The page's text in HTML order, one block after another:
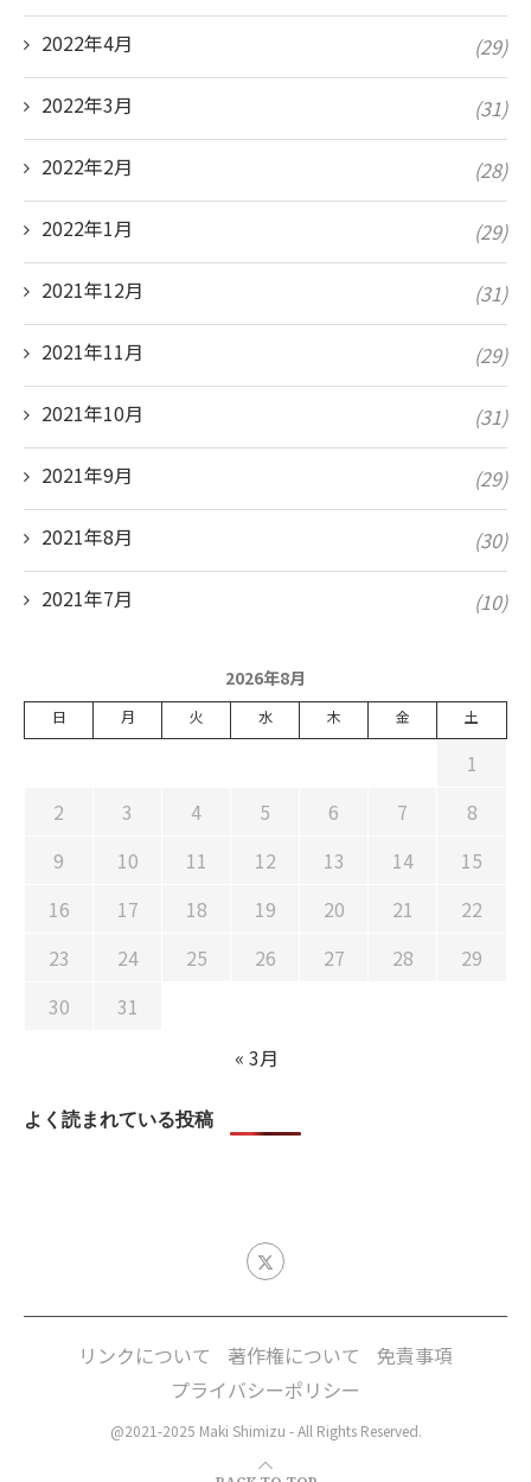
2022年4月 (29)
2022年3月 (31)
2022年2月 (28)
2022年1月 (29)
2021年12月 (31)
2021年11月 (29)
2021年10月 (31)
2021年9月 (29)
2021年8月 (30)
2021年7月 (10)
2026年8月
日 月 火 水 木 金 土
1
2
3 4 5 6 7
8
9
10 11 12 13 14
15
16
17 18 19 20 21
22
23
24 25 26 27 28
29
30
31
« 3月
よく読まれている投稿
リンクについて 著作権について
免責事項
プライバシーポリシー
@2021-2025 Maki Shimizu - All Rights Reserved.